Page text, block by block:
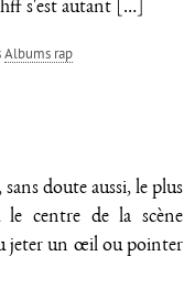
s'est autant
[…]
Albums rap
doute aussi, le plus
le centre de la scène
jeter un œil ou pointer